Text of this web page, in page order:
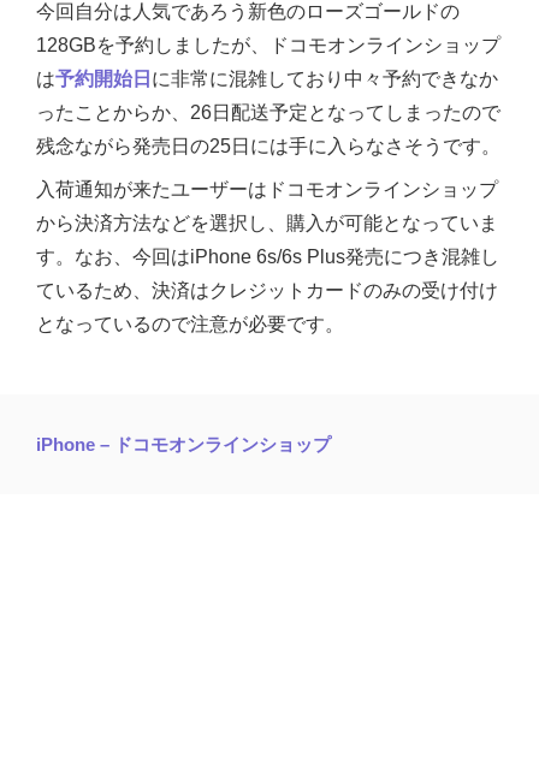
今回自分は人気であろう新色のローズゴールドの
128GBを予約しましたが、ドコモオンラインショップ
は予約開始日 に非常に混雑しており中々予約できなか
ったことからか、26日配送予定となってしまったので
残念ながら発売日の25日には手に入らなさそうです。
入荷通知が来たユーザーはドコモオンラインショップ
から決済方法などを選択し、購入が可能となっていま
す。なお、今回はiPhone 6s/6s Plus発売につき混雑し
ているため、決済はクレジットカードのみの受け付け
となっているので注意が必要です。
iPhone – ドコモオンラインショップ